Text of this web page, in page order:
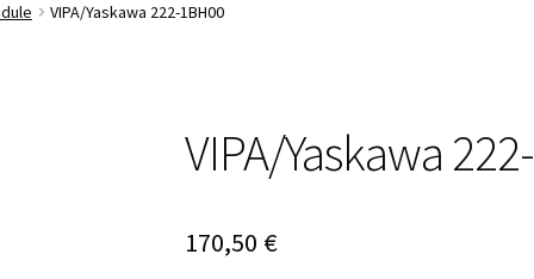
VIPA/Yaskawa 222-1BH00
VIPA/Yaskawa
170,50 €